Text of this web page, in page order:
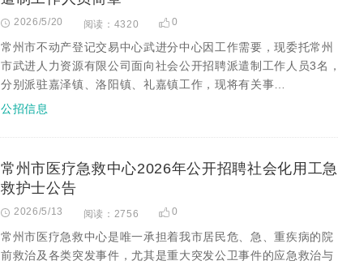
2026/5/20 阅读：4320 0
常州市不动产登记交易中心武进分中心因工作需要，现委托常州
市武进人力资源有限公司面向社会公开招聘派遣制工作人员3名，
分别派驻嘉泽镇、洛阳镇、礼嘉镇工作，现将有关事…
公招信息
常州市医疗急救中心2026年公开招聘社会化用工急
救护士公告
2026/5/13 阅读：2756 0
常州市医疗急救中心是唯一承担着我市居民危、急、重疾病的院
前救治及各类突发事件，尤其是重大突发公卫事件的应急救治与